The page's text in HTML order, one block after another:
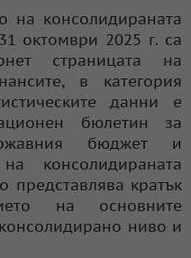
на консолидираната
октомври 2025 г. са
страницата на
в категория
данни е
бюлетин за
бюджет и
консолидираната
представлява кратък
на основните
ниво и